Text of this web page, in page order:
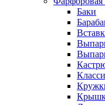
Баки